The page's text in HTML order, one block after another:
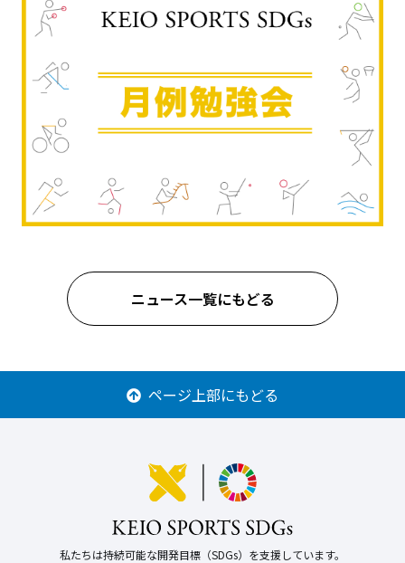
ニュース一覧にもどる
ページ上部にもどる
私たちは持続可能な開発目標（SDGs）を支援しています。